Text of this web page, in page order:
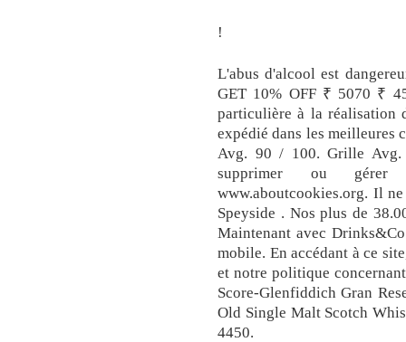
!
L'abus d'alcool est
GET 10% OFF ₹ 5070 ₹
particulière à la réalisation
expédié dans les meilleures
Avg. 90 / 100. Grille Avg.
supprimer ou gérer
www.aboutcookies.org. Il
Speyside . Nos plus de
Maintenant avec
mobile. En accédant à ce
et notre politique
Score-Glenfiddich Gran
Old Single Malt Scotch
4450.